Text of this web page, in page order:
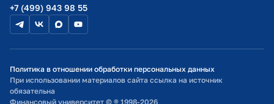
+7 (499) 943 98 55
Политика в отношении обработки персональных данных
При использовании материалов сайта ссылка на источник
обязательна
Финансовый университет © ® 1998-2026